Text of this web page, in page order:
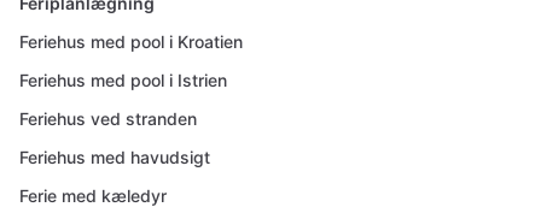
Feriehus med pool i Kroatien
Feriehus med pool i Istrien
Feriehus ved stranden
Feriehus med havudsigt
Ferie med kæledyr